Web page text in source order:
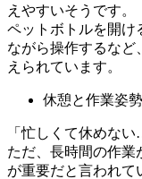
えやすいそうです。
ペットボトルを開け
ながら操作するなど
えられています。
休憩と作業姿
「忙しくて休めな
ただ、長時間の作業
が重要だと言われて